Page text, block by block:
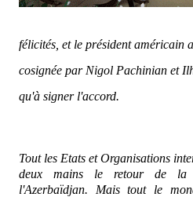
félicités, et le président américain
cosignée par Nigol Pachinian et
qu'à signer l'accord.
Tout les Etats et Organisations
deux mains le retour de la
l'Azerbaïdjan. Mais tout le